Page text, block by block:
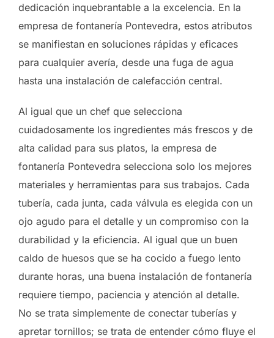
dedicación inquebrantable a la excelencia. En la
empresa de fontanería Pontevedra, estos atributos
se manifiestan en soluciones rápidas y eficaces
para cualquier avería, desde una fuga de agua
hasta una instalación de calefacción central.
Al igual que un chef que selecciona
cuidadosamente los ingredientes más frescos y de
alta calidad para sus platos, la empresa de
fontanería Pontevedra selecciona solo los mejores
materiales y herramientas para sus trabajos. Cada
tubería, cada junta, cada válvula es elegida con un
ojo agudo para el detalle y un compromiso con la
durabilidad y la eficiencia. Al igual que un buen
caldo de huesos que se ha cocido a fuego lento
durante horas, una buena instalación de fontanería
requiere tiempo, paciencia y atención al detalle.
No se trata simplemente de conectar tuberías y
apretar tornillos; se trata de entender cómo fluye el